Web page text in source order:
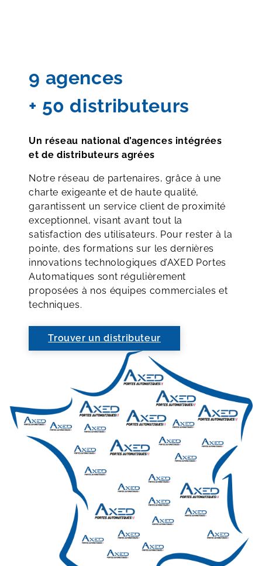
9 agences
+ 50 distributeurs
Un réseau national d’agences intégrées
et de distributeurs agrées
Notre réseau de partenaires, grâce à une
charte exigeante et de haute qualité,
garantissent un service client de proximité
exceptionnel, visant avant tout la
satisfaction des utilisateurs. Pour rester à la
pointe, des formations sur les dernières
innovations technologiques d’AXED Portes
Automatiques sont régulièrement
proposées à nos équipes commerciales et
techniques.
Trouver un distributeur